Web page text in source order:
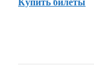
Купить билеты